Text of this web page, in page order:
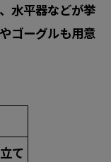
水平器などが挙
ゴーグルも用意
て